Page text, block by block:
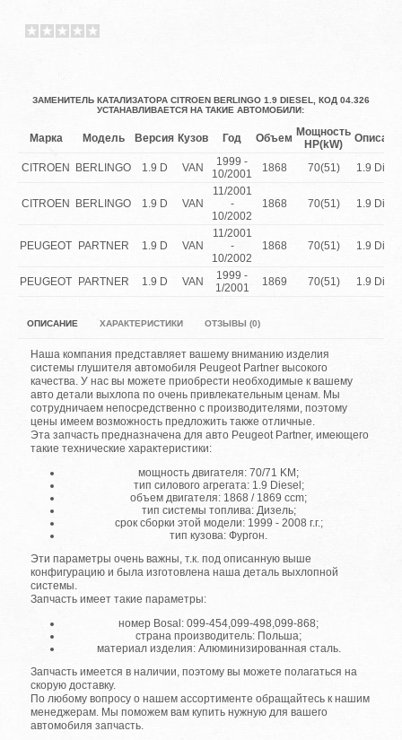
ЗАМЕНИТЕЛЬ КАТАЛИЗАТОРА CITROEN BERLINGO 1.9 DIESEL, КОД 04.326
УСТАНАВЛИВАЕТСЯ НА ТАКИЕ АВТОМОБИЛИ:
Марка Модель Версия Кузов Год Объем Мощность
HP(kW)
CITROEN BERLINGO 1.9 D VAN
1999 -
10/2001
1868 70(51) 1.9
CITROEN BERLINGO 1.9 D VAN
11/2001
-
10/2002
1868 70(51) 1.9
PEUGEOT PARTNER 1.9 D VAN
11/2001
-
10/2002
1868 70(51) 1.9
PEUGEOT PARTNER 1.9 D VAN
1999 -
1/2001
1869 70(51) 1.9
ОПИСАНИЕ ХАРАКТЕРИСТИКИ ОТЗЫВЫ (0)
Наша компания представляет вашему вниманию изделия
системы глушителя автомобиля Peugeot Partner высокого
качества. У нас вы можете приобрести необходимые к вашему
авто детали выхлопа по очень привлекательным ценам. Мы
сотрудничаем непосредственно с производителями, поэтому
цены имеем возможность предложить также отличные.
Эта запчасть предназначена для авто Peugeot Partner, имеющего
такие технические характеристики:
мощность двигателя: 70/71 KM;
тип силового агрегата: 1.9 Diesel;
объем двигателя: 1868 / 1869 ccm;
тип системы топлива: Дизель;
срок сборки этой модели: 1999 - 2008 г.г.;
тип кузова: Фургон.
Эти параметры очень важны, т.к. под описанную выше
конфигурацию и была изготовлена наша деталь выхлопной
системы.
Запчасть имеет такие параметры:
номер Bosal: 099-454,099-498,099-868;
страна производитель: Польша;
материал изделия: Алюминизированная сталь.
Запчасть имеется в наличии, поэтому вы можете полагаться на
скорую доставку.
По любому вопросу о нашем ассортименте обращайтесь к нашим
менеджерам. Мы поможем вам купить нужную для вашего
автомобиля запчасть.